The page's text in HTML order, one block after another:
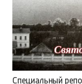
Специальный